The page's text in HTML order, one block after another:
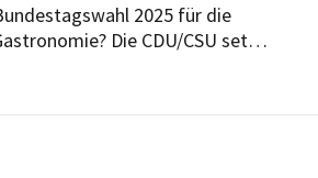
2025 für die
Die CDU/CSU setzt